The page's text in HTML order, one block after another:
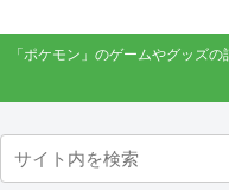
「ポケモン」のゲームやグッズ